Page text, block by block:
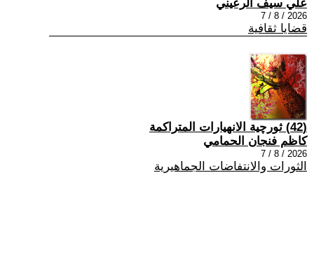
علي سيف الرعيني
2026 / 8 / 7
قضايا ثقافية
(42) ثورچية الانهيارات المتراكمة
كاظم فنجان الحمامي
2026 / 8 / 7
الثورات والانتفاضات الجماهيرية